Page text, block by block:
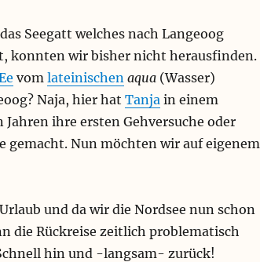
Seegatt welches nach Langeoog
konnten wir bisher nicht herausfinden.
vom lateinischen aqua(Wasser)
Naja, hier hat Tanja in einem
ihre ersten Gehversuche oder
gemacht. Nun möchten wir auf eigenem
und da wir die Nordsee nun schon
die Rückreise zeitlich problematisch
hin und -langsam- zurück!